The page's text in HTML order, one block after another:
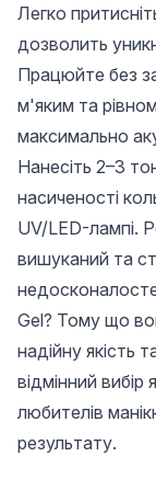
Легко
дозволить
Працюйте без
м'яким та
максимально
Нанесіть 2–3
насиченості
UV/LED-лампі.
вишуканий та
Gel? Тому що
надійну якість
відмінний вибір
любителів
результату.